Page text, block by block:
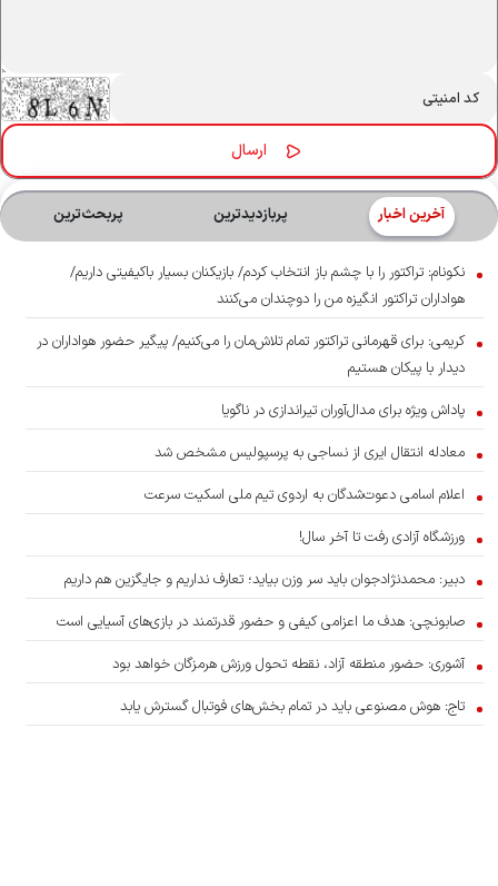
آخرین اخبار پربازدیدترین پربحث‌ترین‌
نکونام: تراکتور را با چشم باز انتخاب کردم/ بازیکنان بسیار باکیفیتی داریم/
هواداران تراکتور انگیزه من را دوچندان می‌کنند
کریمی: برای قهرمانی تراکتور تمام تلاش‌مان را می‌کنیم/ پیگیر حضور هواداران در
دیدار با پیکان هستیم
پاداش ویژه برای مدال‌آوران تیراندازی در ناگویا
معادله انتقال ایری از نساجی به پرسپولیس مشخص شد
اعلام اسامی دعوت‌شدگان به اردوی تیم ملی اسکیت سرعت
ورزشگاه آزادی رفت تا آخر سال!
دبیر: محمدنژادجوان باید سر وزن بیاید؛ تعارف نداریم و جایگزین هم داریم
صابونچی: هدف ما اعزامی کیفی و حضور قدرتمند در بازی‌های آسیایی است
آشوری‌: حضور منطقه آزاد، نقطه تحول ورزش هرمزگان خواهد بود
تاج: هوش مصنوعی باید در تمام بخش‌های فوتبال گسترش یابد